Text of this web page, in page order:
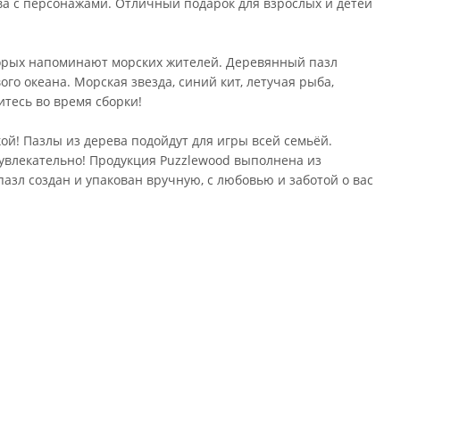
напоминают морских жителей. Деревянный пазл
океана. Морская звезда, синий кит, летучая рыба,
во время сборки!
Пазлы из дерева подойдут для игры всей семьёй.
Продукция Puzzlewood выполнена из
создан и упакован вручную, с любовью и заботой о вас